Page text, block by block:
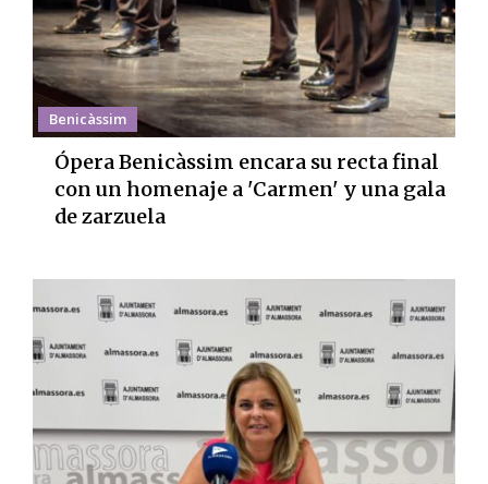
Benicàssim
Ópera Benicàssim encara su recta final
con un homenaje a 'Carmen' y una gala
de zarzuela